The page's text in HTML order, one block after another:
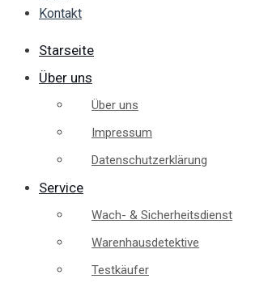
Kontakt
Starseite
Über uns
Über uns
Impressum
Datenschutzerklärung
Service
Wach- & Sicherheitsdienst
Warenhausdetektive
Testkäufer